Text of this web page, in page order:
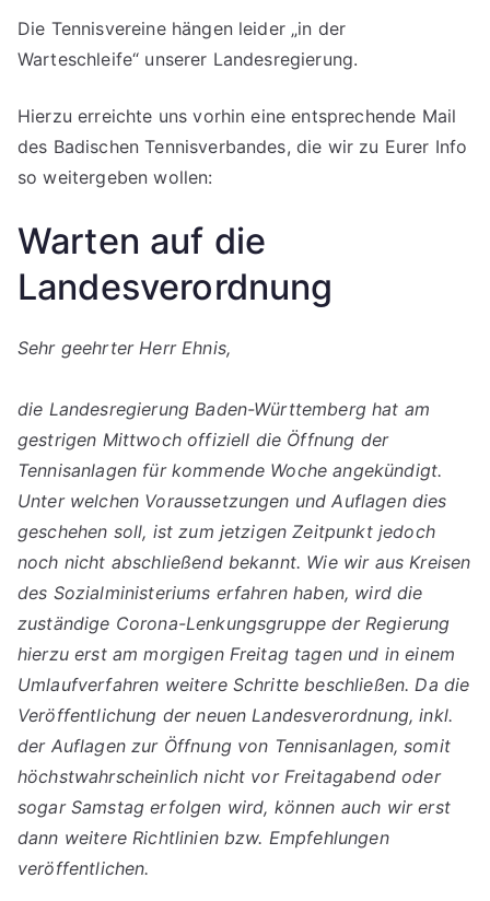
Die Tennisvereine hängen leider „in der
Warteschleife“ unserer Landesregierung.
Hierzu erreichte uns vorhin eine entsprechende Mail
des Badischen Tennisverbandes, die wir zu Eurer Info
so weitergeben wollen:
Warten auf die
Landesverordnung
Sehr geehrter Herr Ehnis,
die Landesregierung Baden-Württemberg hat am
gestrigen Mittwoch offiziell die Öffnung der
Tennisanlagen für kommende Woche angekündigt.
Unter welchen Voraussetzungen und Auflagen dies
geschehen soll, ist zum jetzigen Zeitpunkt jedoch
noch nicht abschließend bekannt. Wie wir aus Kreisen
des Sozialministeriums erfahren haben, wird die
zuständige Corona-Lenkungsgruppe der Regierung
hierzu erst am morgigen Freitag tagen und in einem
Umlaufverfahren weitere Schritte beschließen. Da die
Veröffentlichung der neuen Landesverordnung, inkl.
der Auflagen zur Öffnung von Tennisanlagen, somit
höchstwahrscheinlich nicht vor Freitagabend oder
sogar Samstag erfolgen wird, können auch wir erst
dann weitere Richtlinien bzw. Empfehlungen
veröffentlichen.